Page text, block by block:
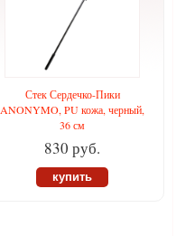
Стек Сердечко-Пики
ANONYMO, PU кожа, черный,
36 см
830 руб.
купить